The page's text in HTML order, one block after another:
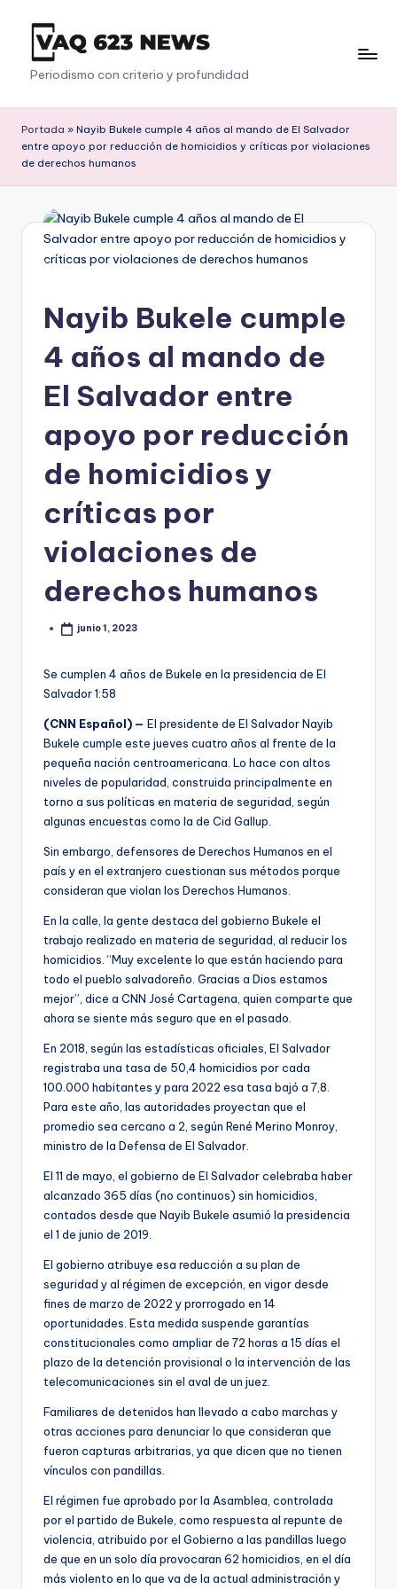
Saltar
contenido
V
a
q
6
2
3
Periodismo con criterio y profundidad
Portada » Nayib Bukele cumple 4 años al mando de El Salvador
entre apoyo por reducción de homicidios y críticas por violaciones
de derechos humanos
Nayib Bukele cumple
4 años al mando de
El Salvador entre
apoyo por reducción
de homicidios y
críticas por
violaciones de
derechos humanos
junio 1, 2023
Se cumplen 4 años de Bukele en la presidencia de El
Salvador1:58
(CNN Español) — El presidente de El Salvador Nayib
Bukele cumple este jueves cuatro años al frente de la
pequeña nación centroamericana. Lo hace con altos
niveles de popularidad, construida principalmente en
torno a sus políticas en materia de seguridad, según
algunas encuestas como la de Cid Gallup.
Sin embargo, defensores de Derechos Humanos en el
país y en el extranjero cuestionan sus métodos porque
consideran que violan los Derechos Humanos.
En la calle, la gente destaca del gobierno Bukele el
trabajo realizado en materia de seguridad, al reducir los
homicidios. “Muy excelente lo que están haciendo para
todo el pueblo salvadoreño. Gracias a Dios estamos
mejor”, dice a CNN José Cartagena, quien comparte que
ahora se siente más seguro que en el pasado.
En 2018, según las estadísticas oficiales, El Salvador
registraba una tasa de 50,4 homicidios por cada
100.000 habitantes y para 2022 esa tasa bajó a 7,8.
Para este año, las autoridades proyectan que el
promedio sea cercano a 2, según René Merino Monroy,
ministro de la Defensa de El Salvador.
El 11 de mayo, el gobierno de El Salvador celebraba haber
alcanzado 365 días (no continuos) sin homicidios,
contados desde que Nayib Bukele asumió la presidencia
el 1 de junio de 2019.
El gobierno atribuye esa reducción a su plan de
seguridad y al régimen de excepción, en vigor desde
fines de marzo de 2022 y prorrogado en 14
oportunidades. Esta medida suspende garantías
constitucionales como ampliar de 72 horas a 15 días el
plazo de la detención provisional o la intervención de las
telecomunicaciones sin el aval de un juez.
Familiares de detenidos han llevado a cabo marchas y
otras acciones para denunciar lo que consideran que
fueron capturas arbitrarias, ya que dicen que no tienen
vínculos con pandillas.
El régimen fue aprobado por la Asamblea, controlada
por el partido de Bukele, como respuesta al repunte de
violencia, atribuido por el Gobierno a las pandillas luego
de que en un solo día provocaran 62 homicidios, en el día
más violento en lo que va de la actual administración y